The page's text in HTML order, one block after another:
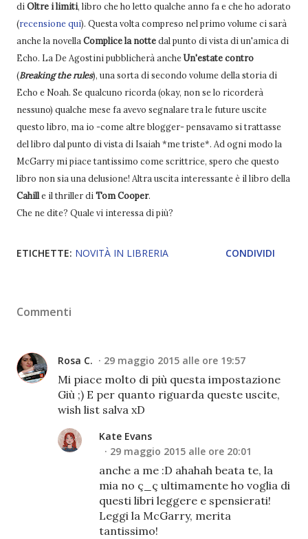
diOltre i limiti, libro che ho letto qualche anno fa e che ho adorato
(recensione qui). Questa volta compreso nel primo volume ci sarà
anche la novellaComplice la nottedal punto di vista di un'amica di
Echo. La De Agostini pubblicherà ancheUn'estate contro
(Breaking the rules), una sorta di secondo volume della storia di
Echo e Noah. Se qualcuno ricorda (okay, non se lo ricorderà
nessuno) qualche mese fa avevo segnalare tra le future uscite
questo libro, ma io -come altre blogger- pensavamo si trattasse
del libro dal punto di vista di Isaiah *me triste*. Ad ogni modo la
McGarry mi piace tantissimo come scrittrice, spero che questo
libro non sia una delusione! Altra uscita interessante è il libro della
Cahille il thriller diTom Cooper.
Che ne dite? Quale vi interessa di più?
ETICHETTE: NOVITÀ IN LIBRERIA CONDIVIDI
Commenti
Rosa C. 29 maggio 2015 alle ore 19:57
Mi piace molto di più questa impostazione
Giù ;) E per quanto riguarda queste uscite,
wish list salva xD
Kate Evans
29 maggio 2015 alle ore 20:01
anche a me :D ahahah beata te, la
mia no ç_ç ultimamente ho voglia di
questi libri leggere e spensierati!
Leggi la McGarry, merita
tantissimo!